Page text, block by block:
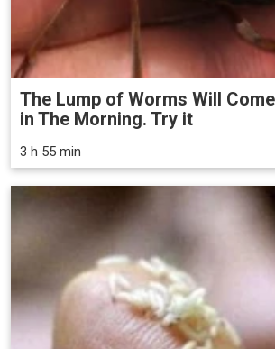
The Lump of Worms Will
in The Morning. Try it
3 h 55 min